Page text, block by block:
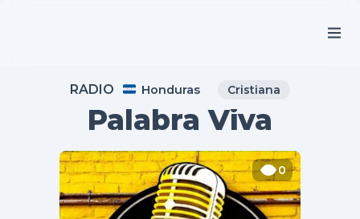
RADIO Honduras Cristiana
Palabra Viva
0